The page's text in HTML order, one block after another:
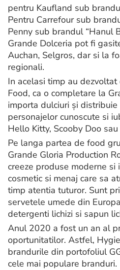
pentru Kaufland sub
Pentru Carrefour sub
Penny sub brandul “Hanul
Grande Dolceria pot fi
Auchan, Selgros, dar si la
regionali.
In acelasi timp au dezvoltat
Food, ca o completare la
importa dulciuri și
personajelor cunoscute si
Hello Kitty, Scooby Doo
Pe langa partea de food
Grande Gloria Production
creeze produse moderne si
cosmetic si menaj care sa
timp atentia tuturor. Sunt
servetele umede din
detergenti lichizi si sapun
Anul 2020 a fost un an al
oportunitatilor. Astfel,
brandurile din portofoliul
cele mai populare branduri.